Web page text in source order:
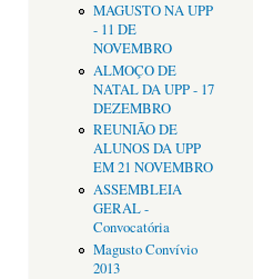
MAGUSTO NA UPP
- 11 DE
NOVEMBRO
ALMOÇO DE
NATAL DA UPP - 17
DEZEMBRO
REUNIÃO DE
ALUNOS DA UPP
EM 21 NOVEMBRO
ASSEMBLEIA
GERAL -
Convocatória
Magusto Convívio
2013